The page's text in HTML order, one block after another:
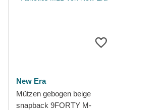
New Era
Mützen gebogen beige
snapback 9FORTY M-